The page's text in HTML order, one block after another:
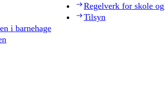
i barnehage
Regelverk for skole
Tilsyn